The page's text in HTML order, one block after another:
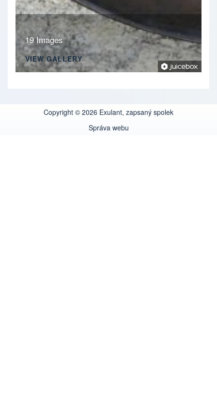
19 Images
VIEW GALLERY
Copyright © 2026 Exulant, zapsaný spolek
Správa webu